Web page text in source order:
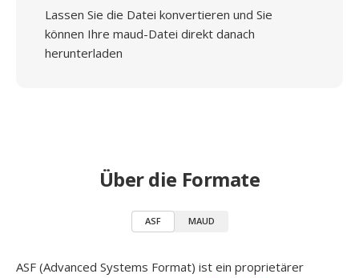
Lassen Sie die Datei konvertieren und Sie
können Ihre maud-Datei direkt danach
herunterladen
Über die Formate
ASF MAUD
ASF (Advanced Systems Format) ist ein proprietärer